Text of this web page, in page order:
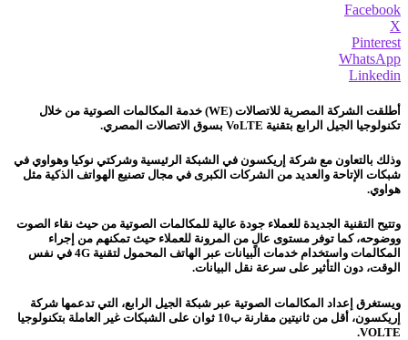
Facebook
X
Pinterest
WhatsApp
Linkedin
أطلقت الشركة المصرية للاتصالات (WE) خدمة المكالمات الصوتية من خلال
تكنولوجيا الجيل الرابع بتقنية VoLTE بسوق الاتصالات المصري.
وذلك بالتعاون مع شركة إريكسون في الشبكة الرئيسية وشركتي نوكيا وهواوي في
شبكات الإتاحة والعديد من الشركات الكبرى في مجال تصنيع الهواتف الذكية مثل
هواوي.
وتتيح التقنية الجديدة للعملاء جودة عالية للمكالمات الصوتية من حيث نقاء الصوت
ووضوحه، كما توفر مستوى عالٍ من المرونة للعملاء حيث تمكنهم من إجراء
المكالمات واستخدام خدمات البيانات عبر الهاتف المحمول لتقنية 4G في نفس
الوقت، دون التأثير على سرعة نقل البيانات.
ويستغرق إعداد المكالمات الصوتية عبر شبكة الجيل الرابع، التي تدعمها شركة
إريكسون، أقل من ثانيتين مقارنة ب10 ثوان على الشبكات غير العاملة بتكنولوجيا
VOLTE.